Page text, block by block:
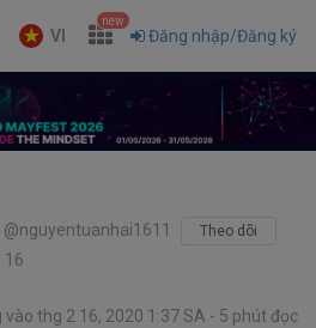
VI
new
Đăng nhập/Đăng ký
@nguyentuanhai1611 Theo dõi
16
vào thg 2 16, 2020 1:37 SA 5 phút đọc